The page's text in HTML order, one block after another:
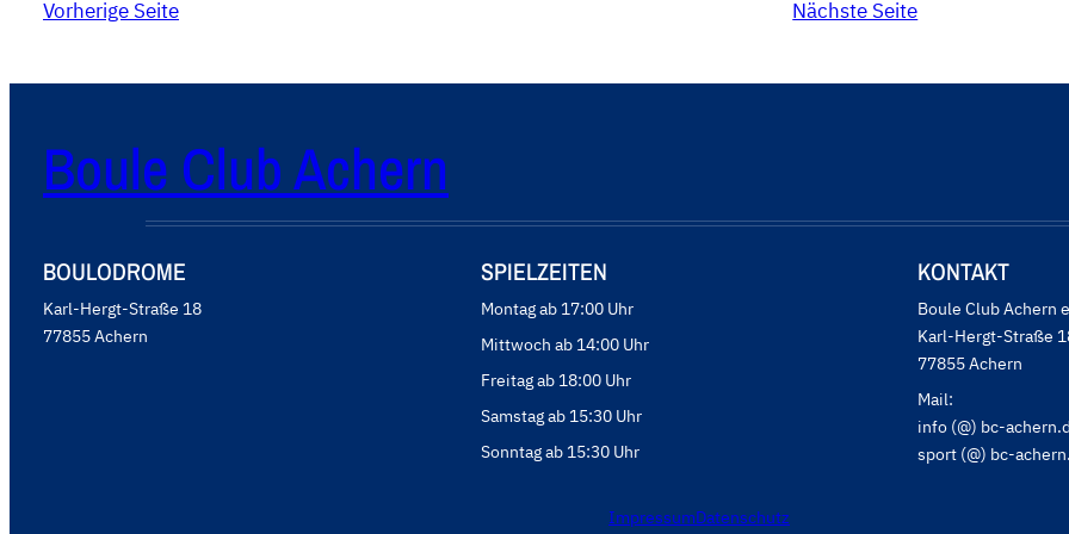
Vorherige Seite Nächste Seite
Boule Club Achern
BOULODROME
Karl-Hergt-Straße 18
77855 Achern
SPIELZEITEN
Montag ab 17:00 Uhr
Mittwoch ab 14:00 Uhr
Freitag ab 18:00 Uhr
Samstag ab 15:30 Uhr
Sonntag ab 15:30 Uhr
KONTAKT
Boule Club Achern
Karl-Hergt-Straße
77855 Achern
Mail:
info (@) bc-
sport (@) bc-
ImpressumDatenschutz